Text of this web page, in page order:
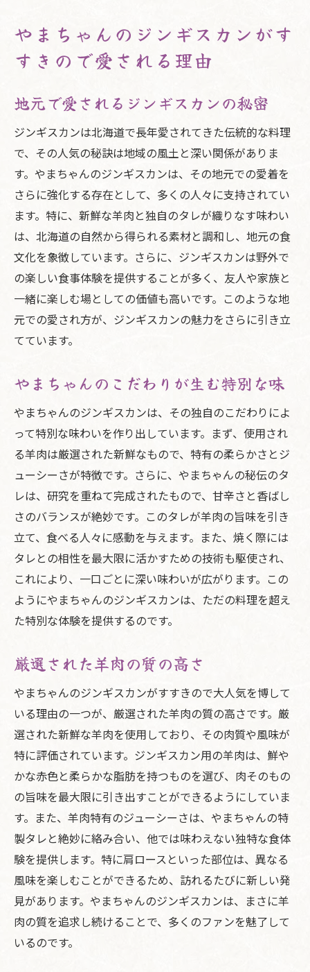
やまちゃんのジンギスカンがす
すきので愛される理由
地元で愛されるジンギスカンの秘密
ジンギスカンは北海道で長年愛されてきた伝統的な料理
で、その人気の秘訣は地域の風土と深い関係がありま
す。やまちゃんのジンギスカンは、その地元での愛着を
さらに強化する存在として、多くの人々に支持されてい
ます。特に、新鮮な羊肉と独自のタレが織りなす味わい
は、北海道の自然から得られる素材と調和し、地元の食
文化を象徴しています。さらに、ジンギスカンは野外で
の楽しい食事体験を提供することが多く、友人や家族と
一緒に楽しむ場としての価値も高いです。このような地
元での愛され方が、ジンギスカンの魅力をさらに引き立
てています。
やまちゃんのこだわりが生む特別な味
やまちゃんのジンギスカンは、その独自のこだわりによ
って特別な味わいを作り出しています。まず、使用され
る羊肉は厳選された新鮮なもので、特有の柔らかさとジ
ューシーさが特徴です。さらに、やまちゃんの秘伝のタ
レは、研究を重ねて完成されたもので、甘辛さと香ばし
さのバランスが絶妙です。このタレが羊肉の旨味を引き
立て、食べる人々に感動を与えます。また、焼く際には
タレとの相性を最大限に活かすための技術も駆使され、
これにより、一口ごとに深い味わいが広がります。この
ようにやまちゃんのジンギスカンは、ただの料理を超え
た特別な体験を提供するのです。
厳選された羊肉の質の高さ
やまちゃんのジンギスカンがすすきので大人気を博して
いる理由の一つが、厳選された羊肉の質の高さです。厳
選された新鮮な羊肉を使用しており、その肉質や風味が
特に評価されています。ジンギスカン用の羊肉は、鮮や
かな赤色と柔らかな脂肪を持つものを選び、肉そのもの
の旨味を最大限に引き出すことができるようにしていま
す。また、羊肉特有のジューシーさは、やまちゃんの特
製タレと絶妙に絡み合い、他では味わえない独特な食体
験を提供します。特に肩ロースといった部位は、異なる
風味を楽しむことができるため、訪れるたびに新しい発
見があります。やまちゃんのジンギスカンは、まさに羊
肉の質を追求し続けることで、多くのファンを魅了して
いるのです。